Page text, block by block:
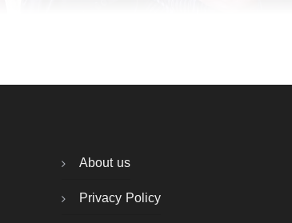
About us
Privacy Policy